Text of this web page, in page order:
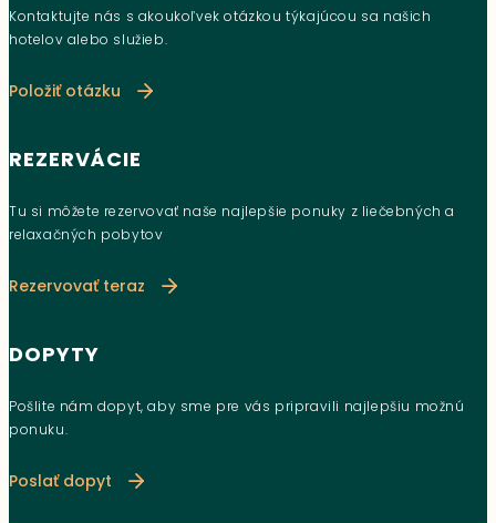
Kontaktujte nás s akoukoľvek otázkou týkajúcou sa našich
hotelov alebo služieb.
Položiť otázku
REZERVÁCIE
Tu si môžete rezervovať naše najlepšie ponuky z liečebných a
relaxačných pobytov
Rezervovať teraz
DOPYTY
Pošlite nám dopyt, aby sme pre vás pripravili najlepšiu možnú
ponuku.
Poslať dopyt